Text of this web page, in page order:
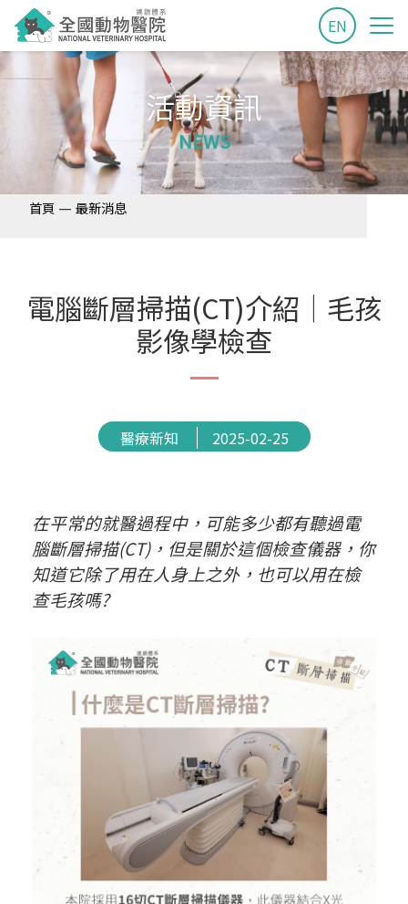
EN
活動資訊
NEWS
首頁 — 最新消息
電腦斷層掃描(CT)介紹｜毛孩
影像學檢查
醫療新知 2025-02-25
在平常的就醫過程中，可能多少都有聽過電
腦斷層掃描(CT)，但是關於這個檢查儀器，你
知道它除了用在人身上之外，也可以用在檢
查毛孩嗎?